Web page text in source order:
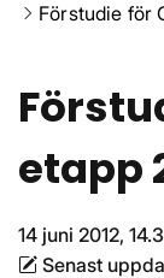
Förstudie för
etapp
14 juni 2012,
Senast